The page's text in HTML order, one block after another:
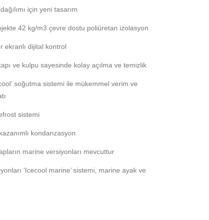
için yeni tasarım
42 kg/m3 çevre dostu poliüretan izolasyon
ekranlı dijital kontrol
ve kulpu sayesinde kolay açılma ve temizlik
soğutma sistemi ile mükemmel verim ve
sistemi
kondanzasyon
marine versiyonları mevcuttur
‘Icecool marine’ sistemi, marine ayak ve